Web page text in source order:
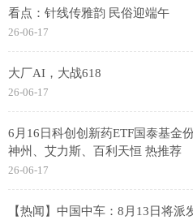
看点：针线传雅韵 民俗迎端午
26-06-17
大厂AI，大战618
26-06-17
6月16日科创创新药ETF国泰基金
神州、艾力斯、百利天恒 热推荐
26-06-17
【热闻】中国中车：8月13日将派